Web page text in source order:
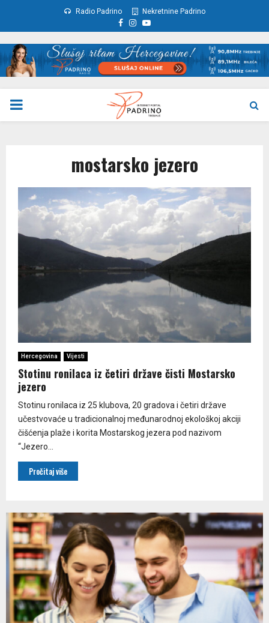
Radio Padrino Nekretnine Padrino
Facebook
Instagram
Youtube
PRIMARY
mostarsko jezero
Hercegovina Vijesti
Stotinu ronilaca iz četiri države čisti Mostarsko
jezero
Stotinu ronilaca iz 25 klubova, 20 gradova i četiri države
učestvovaće u tradicionalnoj međunarodnoj ekološkoj akciji
čišćenja plaže i korita Mostarskog jezera pod nazivom
“Jezero...
Pročitaj više